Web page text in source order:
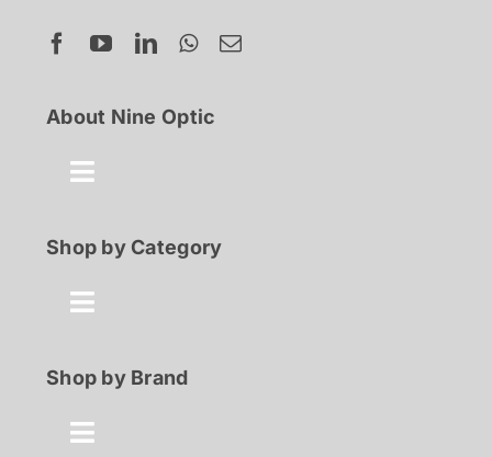
About Nine Optic
Toggle
About Us
Contact
FAQ
Shop by Category
Toggle
Best Seller
100% Discount
Shop by Brand
Toggle